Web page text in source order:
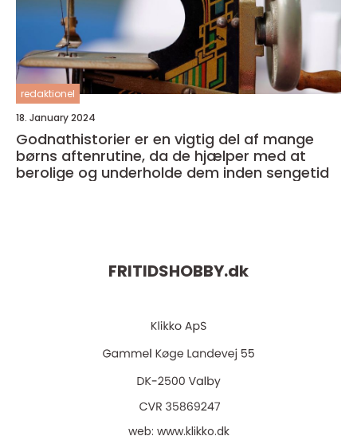
redaktionel
18. January 2024
Godnathistorier er en vigtig del af mange
børns aftenrutine, da de hjælper med at
berolige og underholde dem inden sengetid
FRITIDSHOBBY.dk
web: www.klikko.dk